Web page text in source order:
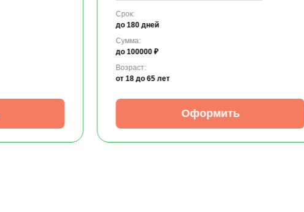
Срок:
до 180 дней
Сумма:
до 100000 ₽
Возраст:
от 18 до 65 лет
Оформить